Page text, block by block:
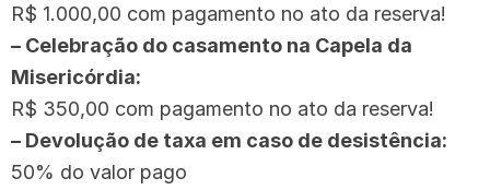
R$ 1.000,00 com pagamento no ato da reserva!
– Celebração do casamento na Capela da
Misericórdia:
R$ 350,00 com pagamento no ato da reserva!
– Devolução de taxa em caso de desistência:
50% do valor pago